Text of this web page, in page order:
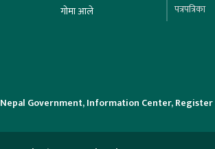
गोमा आले
पत्रपत्रिका
Nepal Government, Information Center,